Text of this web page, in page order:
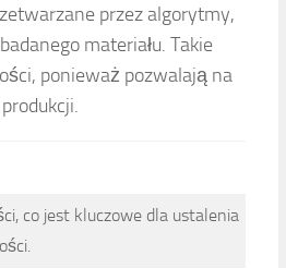
przez algorytmy,
materiału. Takie
ponieważ pozwalają na
co jest kluczowe dla ustalenia